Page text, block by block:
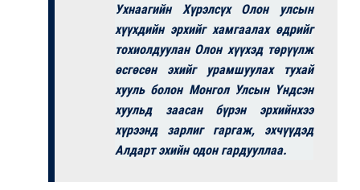
Ухнаагийн Хүрэлсүх Олон улсын
хүүхдийн эрхийг хамгаалах өдрийг
тохиолдуулан Олон хүүхэд төрүүлж
өсгөсөн эхийг урамшуулах тухай
хууль болон Монгол Улсын Үндсэн
хуульд заасан бүрэн эрхийнхээ
хүрээнд зарлиг гаргаж, эхчүүдэд
Алдарт эхийн одон гардууллаа.